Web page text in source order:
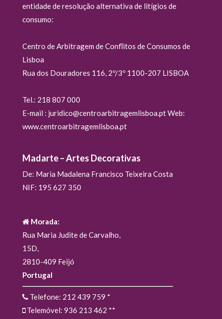
entidade de resolução alternativa de litígios de
consumo:
Centro de Arbitragem de Conflitos de Consumos de
Lisboa
Rua dos Douradores 116, 2º/3º 1100-207 LISBOA
Tel.: 218 807 000
E-mail : juridico@centroarbitragemlisboa.pt Web:
www.centroarbitragemlisboa.pt
Madarte – Artes Decorativas
De: Maria Madalena Francisco Teixeira Costa
NIF: 195 627 350
Morada:
Rua Maria Judite de Carvalho,
15D,
2810-409 Feijó
Portugal
Telefone: 212 439 759 *
Telemóvel: 936 213 462 **